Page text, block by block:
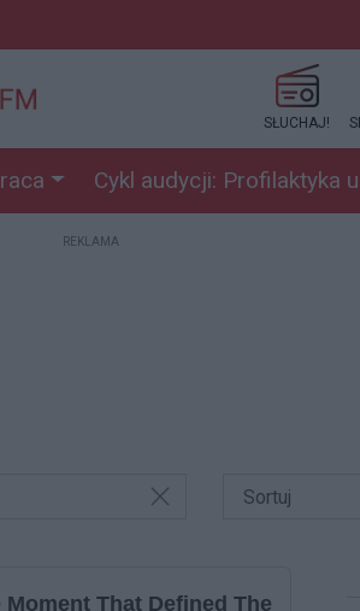
SŁUCHAJ!
Cykl audycji: Profilaktyka
REKLAMA